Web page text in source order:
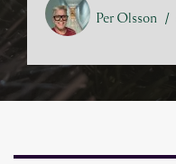
Per Olsson